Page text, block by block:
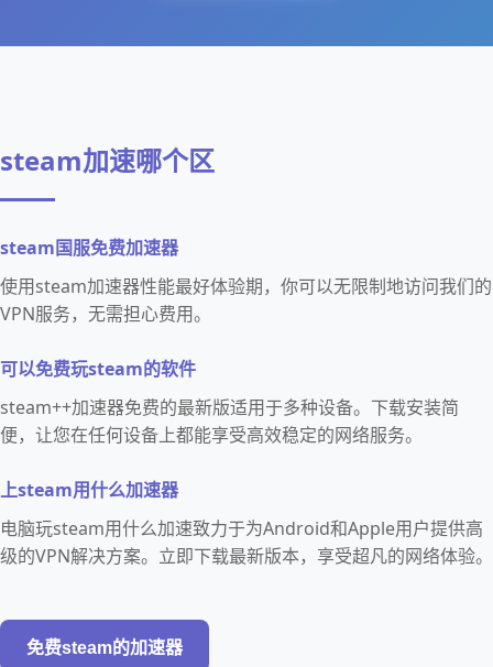
steam加速哪个区
steam国服免费加速器
使用steam加速器性能最好体验期，你可以无限制地访问我们的
VPN服务，无需担心费用。
可以免费玩steam的软件
steam++加速器免费的最新版适用于多种设备。下载安装简
便，让您在任何设备上都能享受高效稳定的网络服务。
上steam用什么加速器
电脑玩steam用什么加速致力于为Android和Apple用户提供高
级的VPN解决方案。立即下载最新版本，享受超凡的网络体验。
免费steam的加速器